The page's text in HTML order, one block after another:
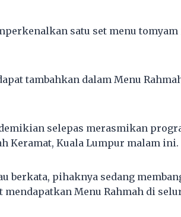
satu set menu
tambahkan dalam Menu
selepas merasmikan
Keramat, Kuala Lumpur malam ini.
berkata, pihaknya sedang
mendapatkan Menu Rahmah di